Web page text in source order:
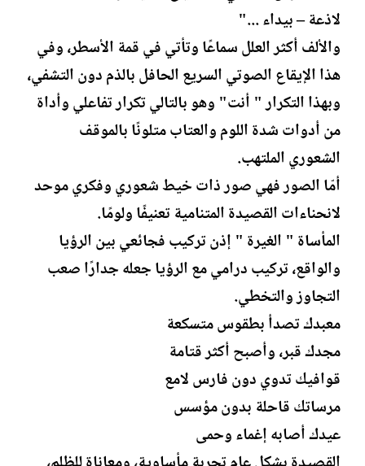
لاذعة – بيداء ..."
والألف أكثر العلل سماعًا وتأتي في قمة الأسطر، وفي
هذا الإيقاع الصوتي السريع الحافل بالذم دون التشفي،
وبهذا التكرار " أنت" وهو بالتالي تكرار تفاعلي وأداة
من أدوات شدة اللوم والعتاب متلونًا بالموقف
الشعوري الملتهب.
أمّا الصور فهي صور ذات خيط شعوري وفكري موحد
لانحناءات القصيدة المتنامية تعنيفًا ولومًا.
المأساة " الغيرة " إذن تركيب فجائعي بين الرؤيا
والواقع، تركيب درامي مع الرؤيا جعله جدارًا صعب
التجاوز والتخطي.
معبدك تصدأ بطقوس متسكعة
مجدك قبر، وأصبح أكثر قتامة
قوافيك تدوي دون فارس لامع
مرساتك قاحلة بدون مؤسس
عيدك أصابه إغماء وحمى